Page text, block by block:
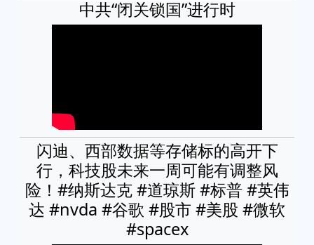
中共“闭关锁国”进行时
闪迪、西部数据等存储标的高开下
行，科技股未来一周可能有调整风
险！#纳斯达克 #道琼斯 #标普 #英伟
达 #nvda #谷歌 #股市 #美股 #微软
#spacex